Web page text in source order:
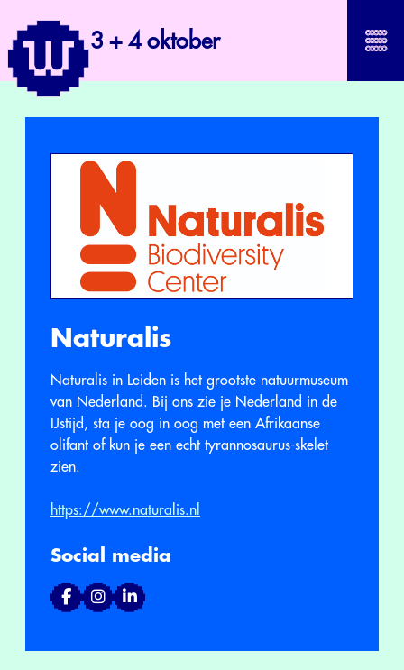
3 + 4 oktober
Naturalis
Naturalis in Leiden is het grootste natuurmuseum
van Nederland. Bij ons zie je Nederland in de
IJstijd, sta je oog in oog met een Afrikaanse
olifant of kun je een echt tyrannosaurus-skelet
zien.
https://www.naturalis.nl
Social media